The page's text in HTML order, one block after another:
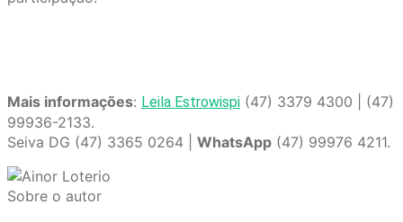
Mais informações: Leila Estrowispi (47) 3379 4300 | (47)
99936-2133.
Seiva DG (47) 3365 0264 | WhatsApp (47) 99976 4211.
Sobre o autor